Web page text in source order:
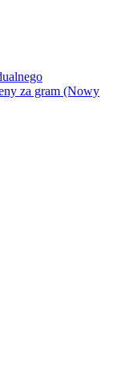
za gram (Nowy